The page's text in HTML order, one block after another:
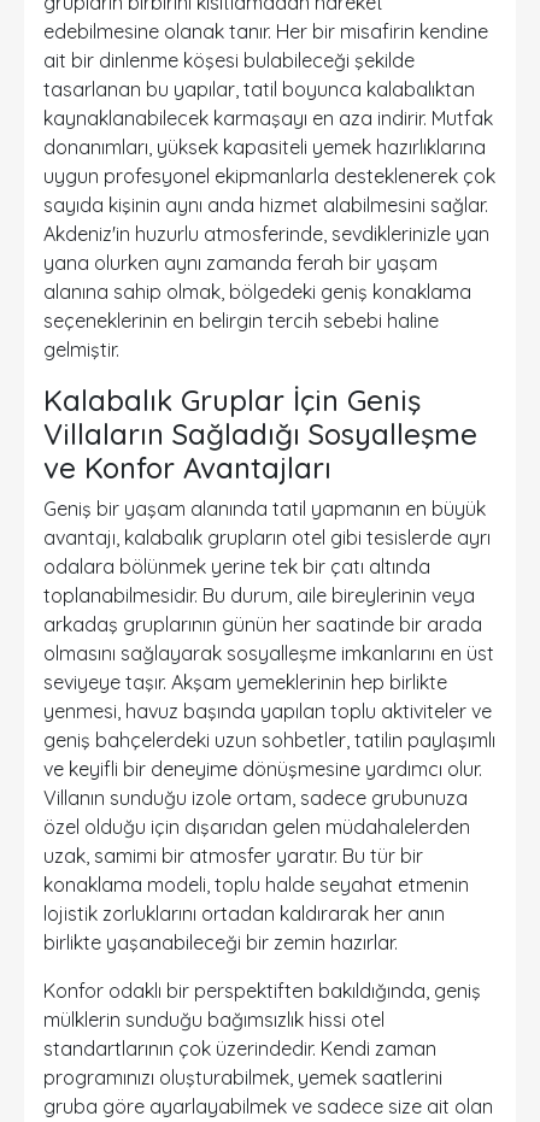
edebilmesine olanak tanır. Her bir misafirin kendine
ait bir dinlenme köşesi bulabileceği şekilde
tasarlanan bu yapılar, tatil boyunca kalabalıktan
kaynaklanabilecek karmaşayı en aza indirir. Mutfak
donanımları, yüksek kapasiteli yemek hazırlıklarına
uygun profesyonel ekipmanlarla desteklenerek çok
sayıda kişinin aynı anda hizmet alabilmesini sağlar.
Akdeniz'in huzurlu atmosferinde, sevdiklerinizle yan
yana olurken aynı zamanda ferah bir yaşam
alanına sahip olmak, bölgedeki geniş konaklama
seçeneklerinin en belirgin tercih sebebi haline
gelmiştir.
Kalabalık Gruplar İçin Geniş
Villaların Sağladığı Sosyalleşme
ve Konfor Avantajları
Geniş bir yaşam alanında tatil yapmanın en büyük
avantajı, kalabalık grupların otel gibi tesislerde ayrı
odalara bölünmek yerine tek bir çatı altında
toplanabilmesidir. Bu durum, aile bireylerinin veya
arkadaş gruplarının günün her saatinde bir arada
olmasını sağlayarak sosyalleşme imkanlarını en üst
seviyeye taşır. Akşam yemeklerinin hep birlikte
yenmesi, havuz başında yapılan toplu aktiviteler ve
geniş bahçelerdeki uzun sohbetler, tatilin paylaşımlı
ve keyifli bir deneyime dönüşmesine yardımcı olur.
Villanın sunduğu izole ortam, sadece grubunuza
özel olduğu için dışarıdan gelen müdahalelerden
uzak, samimi bir atmosfer yaratır. Bu tür bir
konaklama modeli, toplu halde seyahat etmenin
lojistik zorluklarını ortadan kaldırarak her anın
birlikte yaşanabileceği bir zemin hazırlar.
Konfor odaklı bir perspektiften bakıldığında, geniş
mülklerin sunduğu bağımsızlık hissi otel
standartlarının çok üzerindedir. Kendi zaman
programınızı oluşturabilmek, yemek saatlerini
gruba göre ayarlayabilmek ve sadece size ait olan